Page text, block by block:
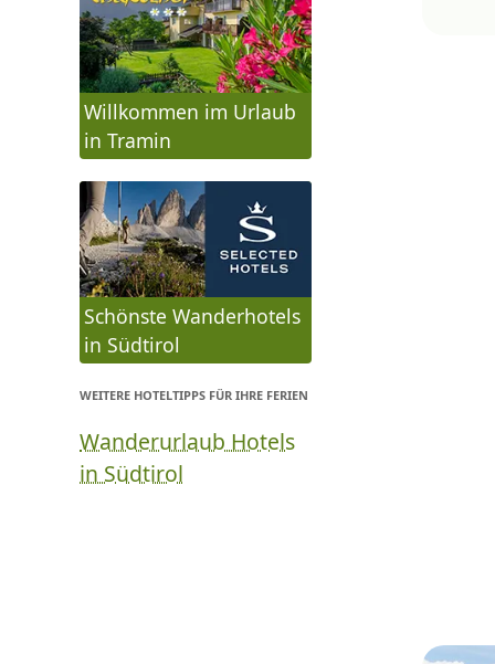
Willkommen im Urlaub
in Tramin
Schönste Wanderhotels
in Südtirol
WEITERE HOTELTIPPS FÜR IHRE FERIEN
Wanderurlaub Hotels
in Südtirol